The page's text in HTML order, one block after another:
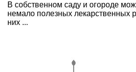
В собственном саду и огороде
немало полезных лекарственных
них ...